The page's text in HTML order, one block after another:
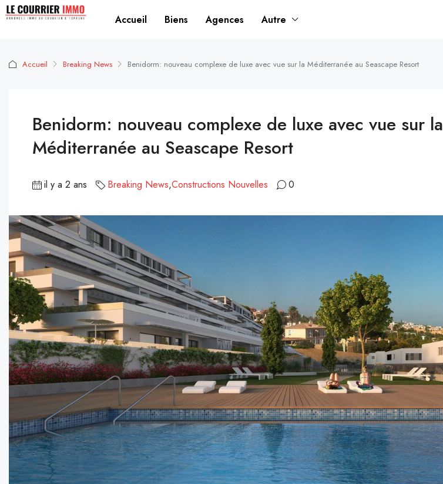
Accueil Biens Agences Autre
Accueil Breaking News Benidorm: nouveau complexe de luxe avec vue sur la Méditerranée au Seascape Resort
Benidorm: nouveau complexe de luxe avec vue sur la
Méditerranée au Seascape Resort
il y a 2 ans Breaking News,Constructions Nouvelles 0